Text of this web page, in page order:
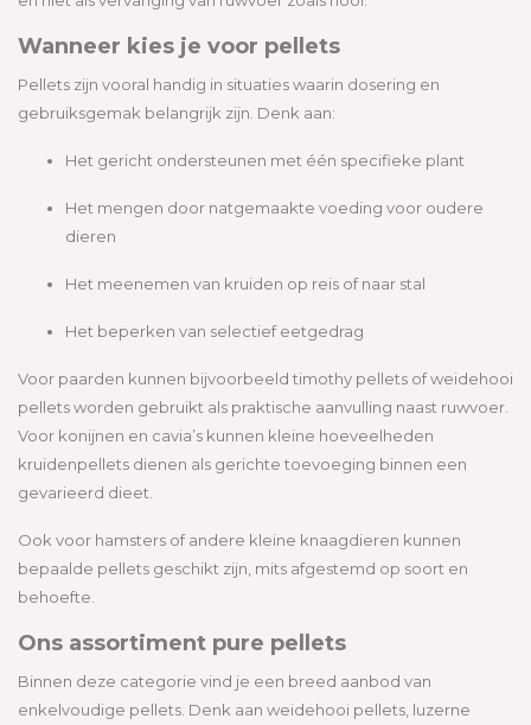
Wanneer kies je voor pellets
Pellets zijn vooral handig in situaties waarin dosering en
gebruiksgemak belangrijk zijn. Denk aan:
Het gericht ondersteunen met één specifieke plant
Het mengen door natgemaakte voeding voor oudere
dieren
Het meenemen van kruiden op reis of naar stal
Het beperken van selectief eetgedrag
Voor paarden kunnen bijvoorbeeld timothy pellets of weidehooi
pellets worden gebruikt als praktische aanvulling naast ruwvoer.
Voor konijnen en cavia’s kunnen kleine hoeveelheden
kruidenpellets dienen als gerichte toevoeging binnen een
gevarieerd dieet.
Ook voor hamsters of andere kleine knaagdieren kunnen
bepaalde pellets geschikt zijn, mits afgestemd op soort en
behoefte.
Ons assortiment pure pellets
Binnen deze categorie vind je een breed aanbod van
enkelvoudige pellets. Denk aan weidehooi pellets, luzerne